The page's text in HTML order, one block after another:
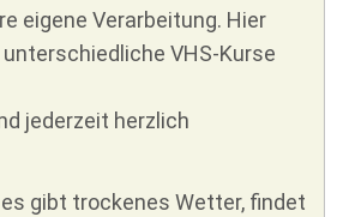
eigene Verarbeitung. Hier
VHS-Kurse
jederzeit herzlich
gibt trockenes Wetter, findet